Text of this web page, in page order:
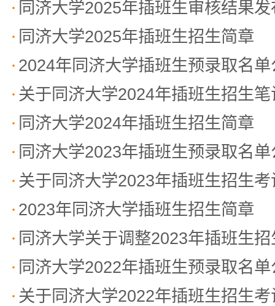
同济大学2025年插班生审核结果
同济大学2025年插班生招生简章
2024年同济大学插班生预录取名单
关于同济大学2024年插班生招生
同济大学2024年插班生招生简章
同济大学2023年插班生预录取名
关于同济大学2023年插班生招生
2023年同济大学插班生招生简章
同济大学关于调整2023年插班生
同济大学2022年插班生预录取名
关于同济大学2022年插班生招生